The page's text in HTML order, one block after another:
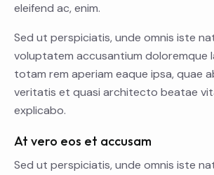
eleifend ac, enim.
Sed ut perspiciatis, unde omnis iste
voluptatem accusantium doloremque
totam rem aperiam eaque ipsa, quae
veritatis et quasi architecto beatae
explicabo.
At vero eos et accusam
Sed ut perspiciatis, unde omnis iste